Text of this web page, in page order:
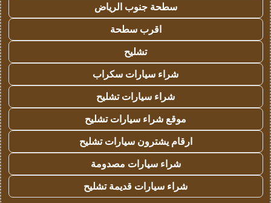
سطحة جنوب الرياض
اقرب سطحة
تشليح
شراء سيارات سكراب
شراء سيارات تشليح
موقع شراء سيارات تشليح
ارقام يشترون سيارات تشليح
شراء سيارات مصدومة
شراء سيارات قديمة تشليح